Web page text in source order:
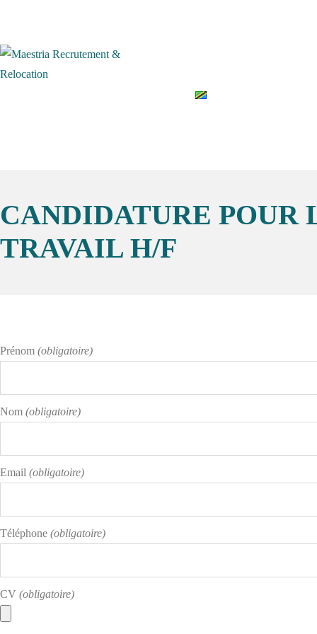
CANDIDATURE POUR
TRAVAIL H/F
Prénom (obligatoire)
Nom (obligatoire)
Email (obligatoire)
Téléphone (obligatoire)
CV (obligatoire)